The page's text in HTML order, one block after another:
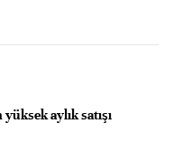
aylık satışı